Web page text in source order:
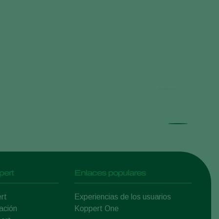
Enlaces populares
Experiencias de los usuarios
Koppert One